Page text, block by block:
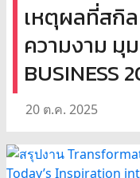
เหตุผลที่สกิ
ความงาม มุ
BUSINESS
20 ต.ค. 2025